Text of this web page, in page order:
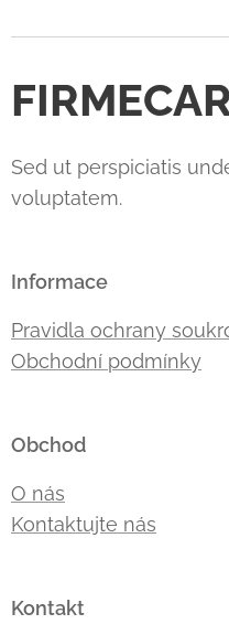
Sed ut perspiciatis
voluptatem.
Informace
Pravidla ochrany
Obchodní podmínky
Obchod
O nás
Kontaktujte nás
Kontakt